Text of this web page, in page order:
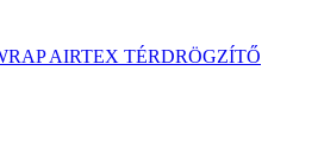
AIRTEX TÉRDRÖGZÍTŐ